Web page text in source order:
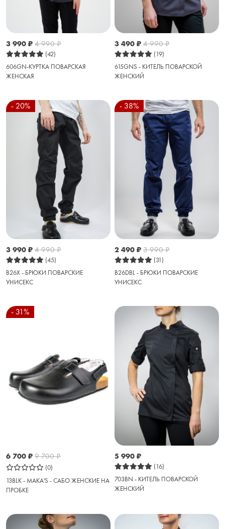
3 990 ₽ 4 990₽
(42)
606GN-КУРТКА ПОВАРСКАЯ
ЖЕНСКАЯ
3 490 ₽ 4 990₽
(19)
615GNS - КИТЕЛЬ ПОВАРСКОЙ
ЖЕНСКИЙ
- 20%
3 990 ₽ 4 990₽
(45)
B26X - БРЮКИ ПОВАРСКИЕ
УНИСЕКС
- 38%
2 490 ₽ 3 990₽
(31)
B26DBL - БРЮКИ ПОВАРСКИЕ
УНИСЕКС
- 31%
6 700 ₽ 9 700₽
(0)
13BLK - MAKA'S - САБО ЖЕНСКИЕ НА
ПРОБКЕ
5 990 ₽
(16)
703BN - КИТЕЛЬ ПОВАРСКОЙ
ЖЕНСКИЙ